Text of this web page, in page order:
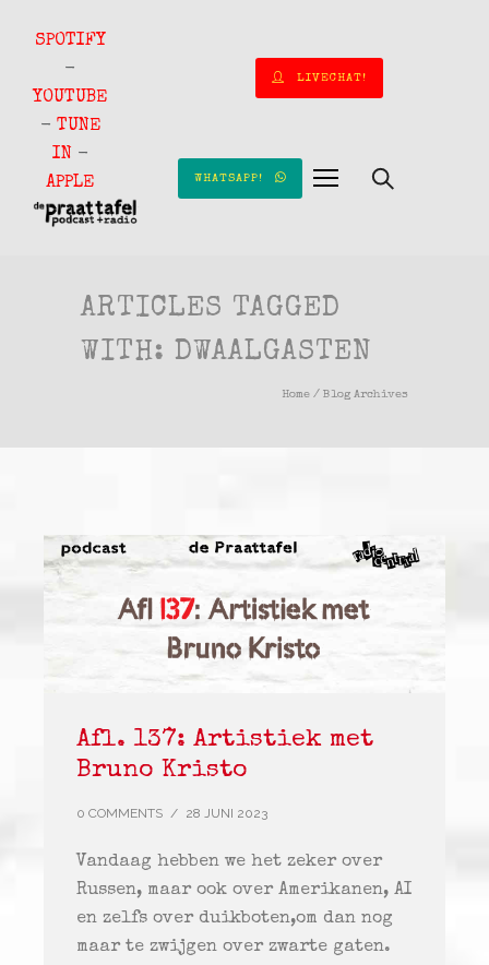
SPOTIFY
-
YOUTUBE
- TUNE
IN -
APPLE
LIVECHAT!
WHATSAPP!
ARTICLES TAGGED
WITH: DWAALGASTEN
Home / Blog Archives
Afl. 137: Artistiek met
Bruno Kristo
0 COMMENTS / 28 JUNI 2023
Vandaag hebben we het zeker over
Russen, maar ook over Amerikanen, AI
en zelfs over duikboten,om dan nog
maar te zwijgen over zwarte gaten.